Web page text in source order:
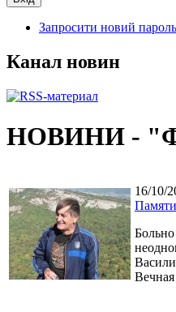
Запросити новий пароль
Канал новин
НОВИНИ -
16/10/
Вечная